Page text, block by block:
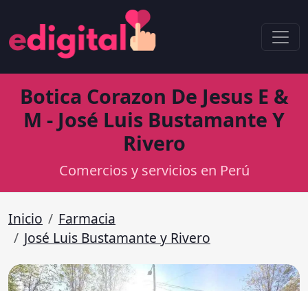
Botica Corazon De Jesus E &
M - José Luis Bustamante Y
Rivero
Comercios y servicios en Perú
Inicio
Farmacia
José Luis Bustamante y Rivero